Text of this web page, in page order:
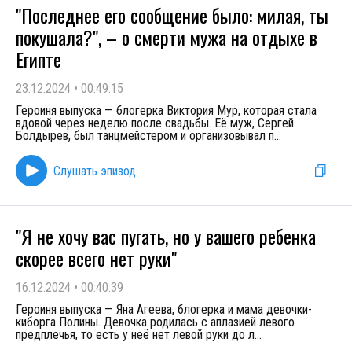
"Последнее его сообщение было: милая, ты
покушала?", – о смерти мужа на отдыхе в
Египте
23.12.2024 • 00:49:15
Героиня выпуска — блогерка Виктория Мур, которая стала
вдовой через неделю после свадьбы. Её муж, Сергей
Болдырев, был танцмейстером и организовывал п...
Слушать эпизод
"Я не хочу вас пугать, но у вашего ребенка
скорее всего нет руки"
16.12.2024 • 00:40:39
Героиня выпуска — Яна Агеева, блогерка и мама девочки-
киборга Полины. Девочка родилась с аплазией левого
предплечья, то есть у неё нет левой руки до л...